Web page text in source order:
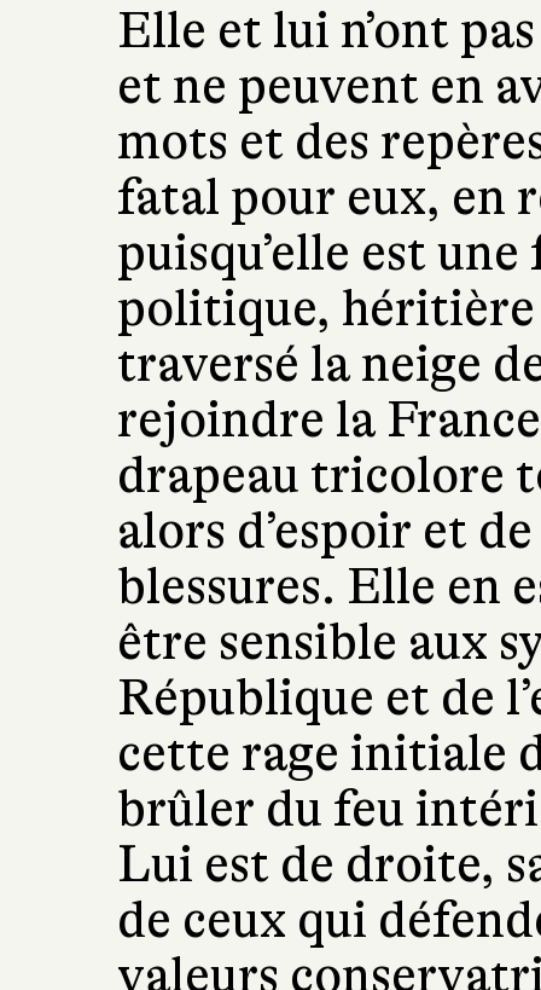
Elle et lui n’ont
et ne peuvent en
mots et des
fatal pour eux, en
puisqu’elle est
politique, héritière
traversé la neige
rejoindre la
drapeau tricolore
alors d’espoir et
blessures. Elle en
être sensible aux
République et de
cette rage initiale
brûler du feu
Lui est de droite,
de ceux qui
valeurs